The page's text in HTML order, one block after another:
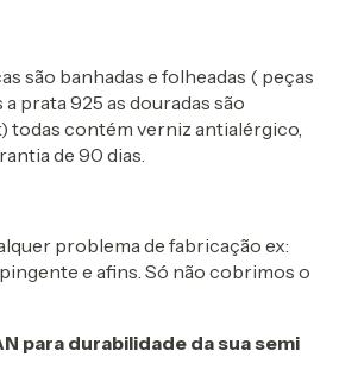
são banhadas e folheadas ( peças
prata 925 as douradas são
todas contém verniz antialérgico,
de 90 dias.
problema de fabricação ex:
e afins. Só não cobrimos o
para durabilidade da sua semi